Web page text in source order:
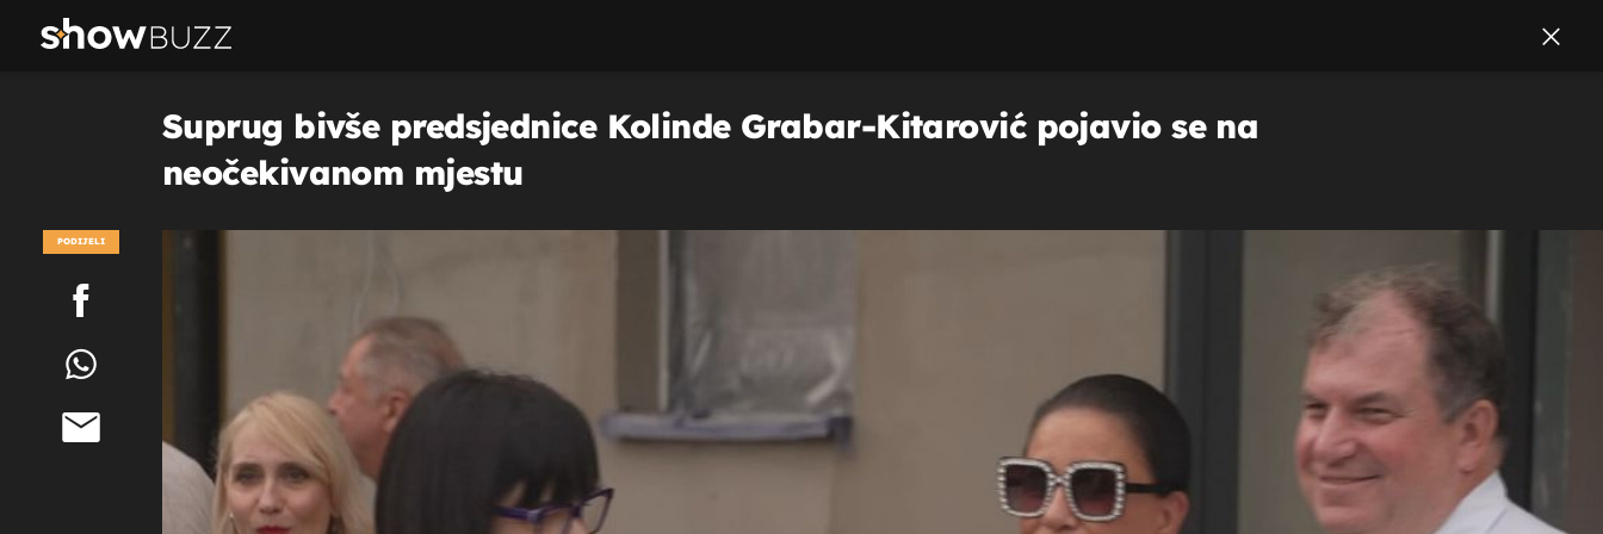
Suprug bivše predsjednice Kolinde Grabar-Kitarović pojavio se na
neočekivanom mjestu
PODIJELI